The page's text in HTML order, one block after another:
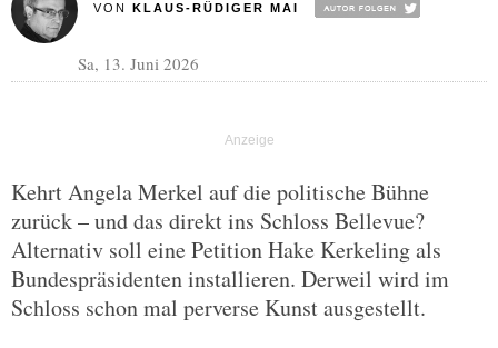
VON KLAUS-RÜDIGER MAI
Sa, 13. Juni 2026
Kehrt Angela Merkel auf die politische Bühne
zurück – und das direkt ins Schloss Bellevue?
Alternativ soll eine Petition Hake Kerkeling als
Bundespräsidenten installieren. Derweil wird im
Schloss schon mal perverse Kunst ausgestellt.